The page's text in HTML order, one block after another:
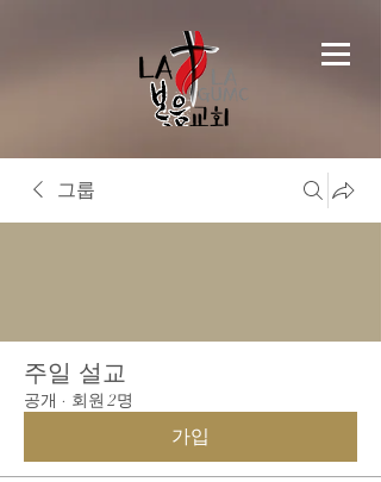
그룹
주일 설교
공개 · 회원 2명
가입